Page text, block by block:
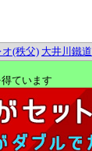
オ(秩父) 大井川鐵道
ています